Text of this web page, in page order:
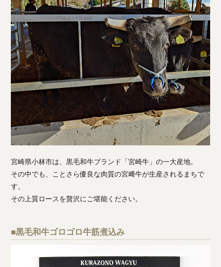
宮崎県小林市は、黒毛和牛ブランド「宮崎牛」の一大産地。
その中でも、ことさら優良な肉質の宮﨑牛が生産されるまちで
す。
その上質ロースを贅沢にご堪能ください。
■黒毛和牛ゴロゴロ牛筋煮込み